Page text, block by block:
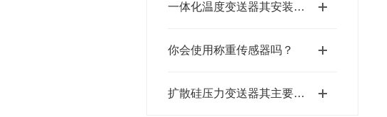
一体化温度变送器其安装方法是很有讲究的
你会使用称重传感器吗？
扩散硅压力变送器其主要特点的综合分析